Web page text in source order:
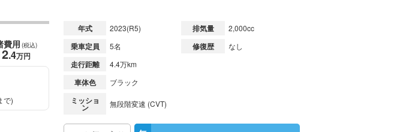
費用 (税込)
.4万円
で)
年式 2023(R5) 排気量 2,000cc
乗車定員 5名 修復歴 なし
走行距離 4.4万km
車体色 ブラック
ミッショ
ン 無段階変速 (CVT)